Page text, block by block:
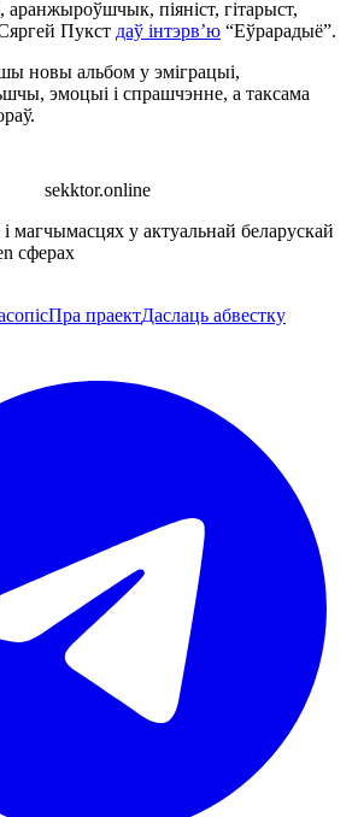
аранжыроўшчык, піяніст, гітарыст,
Пукст даў інтэрв’ю “Еўрарадыё”.
новы альбом у эміграцыі,
эмоцыі і спрашчэнне, а таксама
sekktor.online
і магчымасцях у актуальнай беларускай
сферах
Пра праектДаслаць абвестку